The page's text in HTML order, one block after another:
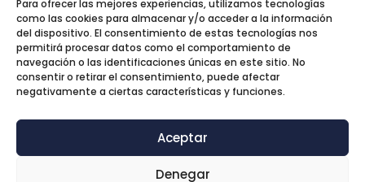
Para ofrecer las mejores experiencias, utilizamos tecnologías
como las cookies para almacenar y/o acceder a la información
del dispositivo. El consentimiento de estas tecnologías nos
permitirá procesar datos como el comportamiento de
navegación o las identificaciones únicas en este sitio. No
consentir o retirar el consentimiento, puede afectar
negativamente a ciertas características y funciones.
Aceptar
Denegar
© Codex Psicología |
legales